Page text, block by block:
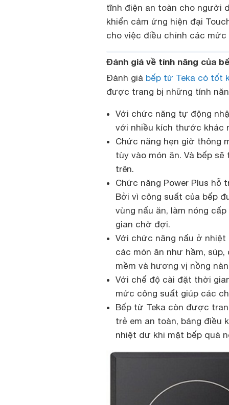
tĩnh điện an toàn cho người
khiển cảm ứng hiện đại
cho việc điều chỉnh các
Đánh giá về tính năng của
Đánh giá bếp từ Teka có tốt
được trang bị những tính
Với chức năng tự động
với nhiều kích thước khác
Chức năng hẹn giờ thông
tùy vào món ăn. Và bếp
trên.
Chức năng Power Plus
Bởi vì công suất của bếp
vùng nấu ăn, làm nóng
gian chờ đợi.
Với chức năng nấu ở
các món ăn như hầm,
mềm và hương vị nồng
Với chế độ cài đặt thời
mức công suất giúp các
Bếp từ Teka còn được
trẻ em an toàn, bảng điều
nhiệt dư khi mặt bếp quá